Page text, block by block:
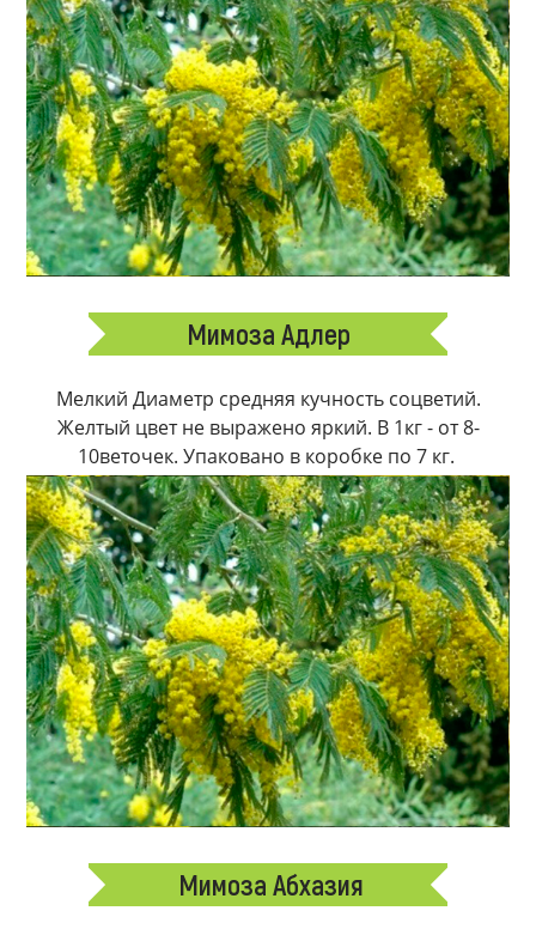
Мимоза Адлер
Мелкий Диаметр средняя кучность соцветий.
Желтый цвет не выражено яркий. В 1кг - от 8-
10веточек. Упаковано в коробке по 7 кг.
Мимоза Абхазия